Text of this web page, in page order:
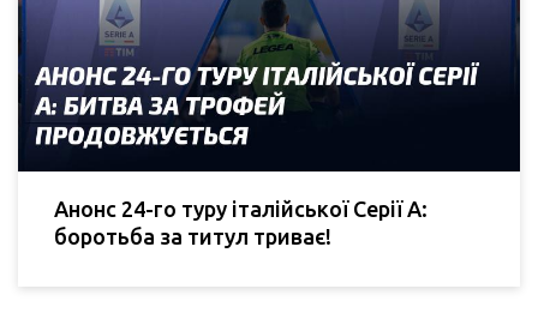
Анонс 24-го туру італійської Серії А:
боротьба за титул триває!